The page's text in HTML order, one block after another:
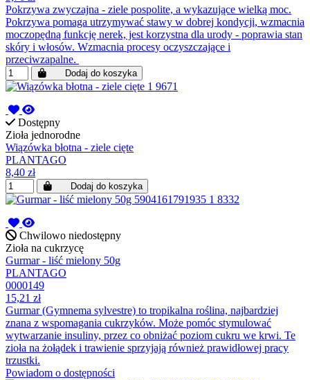
Pokrzywa zwyczajna - ziele pospolite, a wykazujące wielką moc.
Pokrzywa pomaga utrzymywać stawy w dobrej kondycji, wzmacnia
moczopędną funkcję nerek, jest korzystna dla urody - poprawia stan
skóry i włosów. Wzmacnia procesy oczyszczające i
przeciwzapalne.
Dodaj do koszyka
Dostępny
Zioła jednorodne
Wiązówka błotna - ziele cięte
PLANTAGO
8,40 zł
Dodaj do koszyka
Chwilowo niedostępny
Zioła na cukrzycę
Gurmar - liść mielony 50g
PLANTAGO
0000149
15,21 zł
Gurmar (Gymnema sylvestre) to tropikalna roślina, najbardziej
znana z wspomagania cukrzyków. Może pomóc stymulować
wytwarzanie insuliny, przez co obniżać poziom cukru we krwi. Te
zioła na żołądek i trawienie sprzyjają również prawidłowej pracy
trzustki.
Powiadom o dostępności